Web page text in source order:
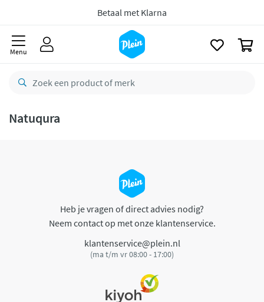
Betaal met Klarna
Menu
Natuqura
Heb je vragen of direct advies nodig?
Neem contact op met onze klantenservice.
klantenservice@plein.nl
(ma t/m vr 08:00 - 17:00)